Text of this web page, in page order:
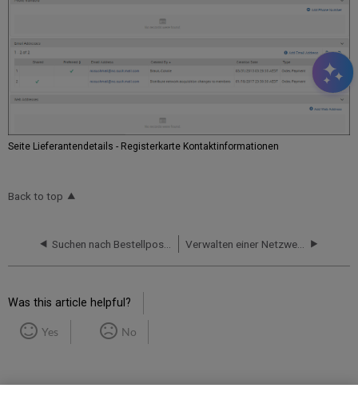
Seite Lieferantendetails - Registerkarte Kontaktinformationen
Back to top
Was this article helpful?
Yes No